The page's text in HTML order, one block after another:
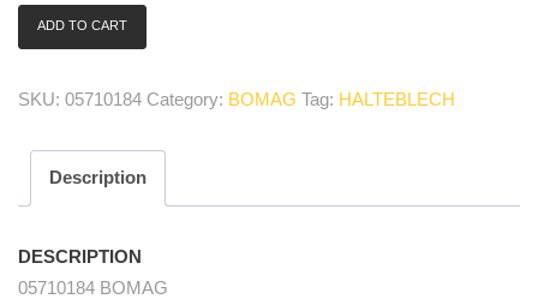
05710184
plate
ADD TO CART
SKU: 05710184 Category: BOMAG Tag: HALTEBLECH
Description
DESCRIPTION
05710184 BOMAG